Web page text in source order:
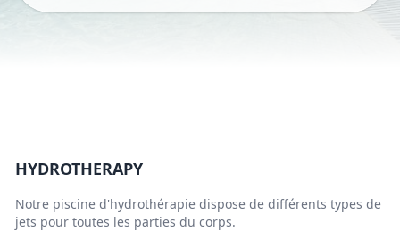
HYDROTHERAPY
Notre piscine d'hydrothérapie dispose de différents types de
jets pour toutes les parties du corps.